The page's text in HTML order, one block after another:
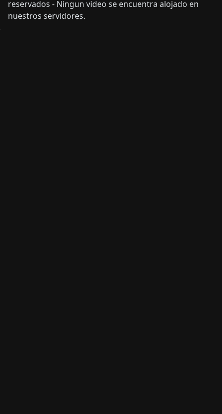
reservados - Ningun video se encuentra alojado en
nuestros servidores.